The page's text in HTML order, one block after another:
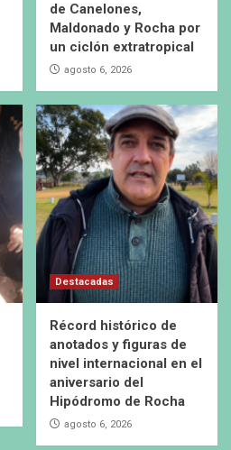
de Canelones,
Maldonado y Rocha por
un ciclón extratropical
agosto 6, 2026
Destacadas
Récord histórico de
anotados y figuras de
nivel internacional en el
aniversario del
Hipódromo de Rocha
agosto 6, 2026